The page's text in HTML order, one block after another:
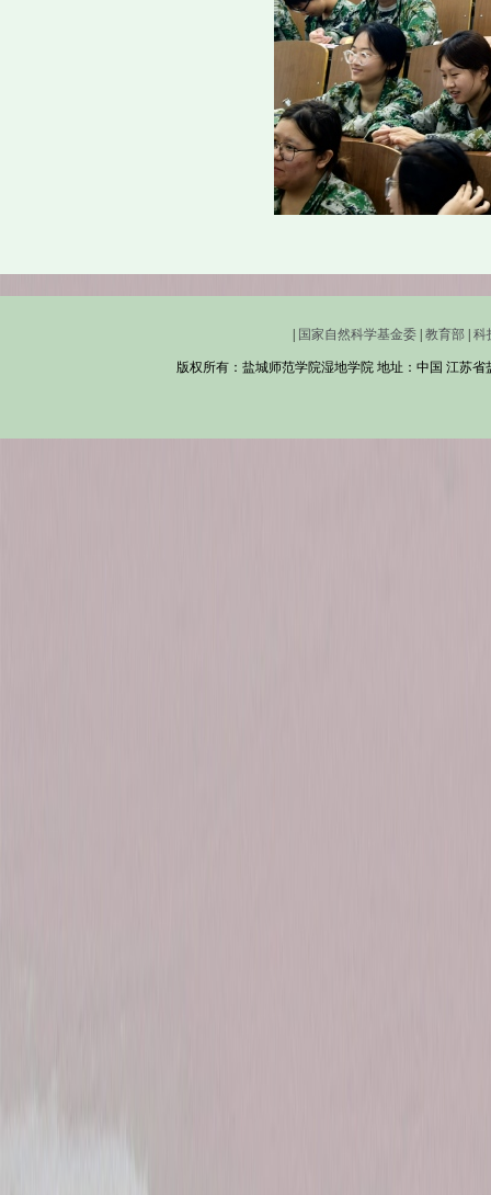
国家自然科学基金委 教育部 科
版权所有：盐城师范学院湿地学院 地址：中国 江苏